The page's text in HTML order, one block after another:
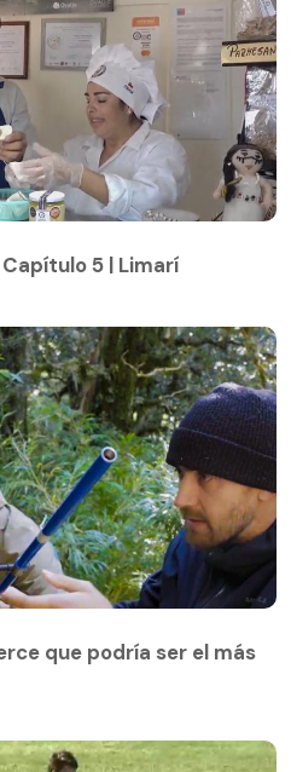
Capítulo 5 | Limarí
que podría ser el más